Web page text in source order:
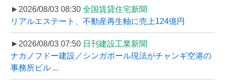
►2026/08/03 08:30 全国賃貸住宅新聞
リアルエステート、不動産再生軸に売上124億円
►2026/08/03 07:50 日刊建設工業新聞
ナカノフドー建設／シンガポール現法がチャンギ空港の
事務所ビル ...